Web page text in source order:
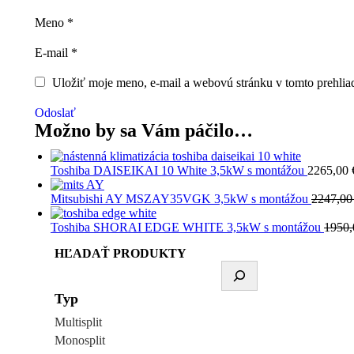
Meno *
E-mail *
Uložiť moje meno, e-mail a webovú stránku v tomto
Odoslať
Možno by sa Vám páčilo…
Toshiba DAISEIKAI 10 White 3,5kW s montážou 2265,00
Mitsubishi AY MSZAY35VGK 3,5kW s montážou
Toshiba SHORAI EDGE WHITE 3,5kW s montážou
HĽADAŤ PRODUKTY
Typ
Multisplit
Monosplit